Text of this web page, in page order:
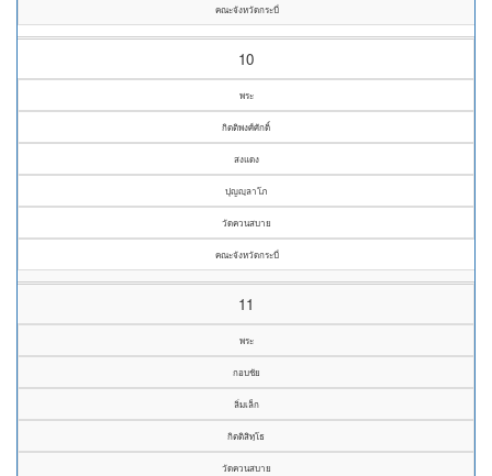
คณะจังหวัดกระบี่
10
พระ
กิตติพงศ์ศักดิ์
สงแดง
ปุญญฺลาโภ
วัดควนสบาย
คณะจังหวัดกระบี่
11
พระ
กอบชัย
ลิ่มเล็ก
กิตติสิทฺโธ
วัดควนสบาย